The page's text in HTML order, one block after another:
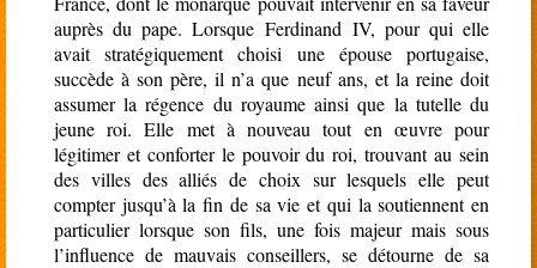
auprès du pape. Lorsque Ferdinand IV, pour qui elle
avait stratégiquement choisi une épouse portugaise,
succède à son père, il n’a que neuf ans, et la reine doit
assumer la régence du royaume ainsi que la tutelle du
jeune roi. Elle met à nouveau tout en œuvre pour
légitimer et conforter le pouvoir du roi, trouvant au sein
des villes des alliés de choix sur lesquels elle peut
compter jusqu’à la fin de sa vie et qui la soutiennent en
particulier lorsque son fils, une fois majeur mais sous
l’influence de mauvais conseillers, se détourne de sa